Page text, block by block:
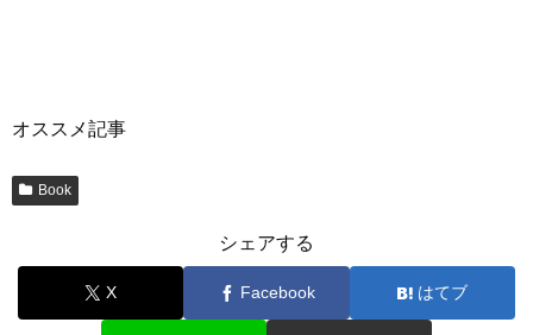
オススメ記事
Book
シェアする
X Facebook はてブ